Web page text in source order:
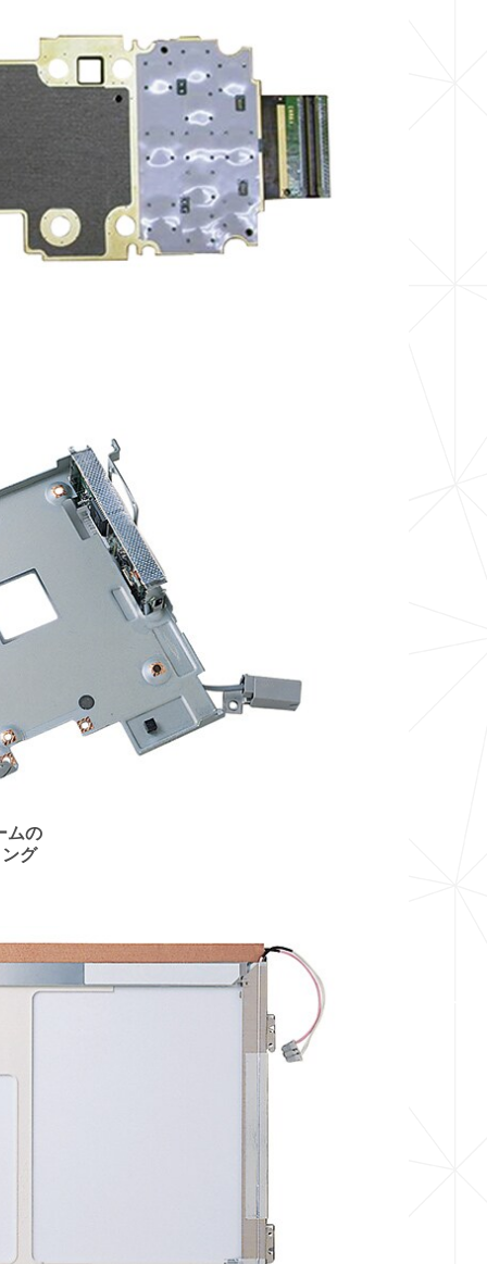
ムの
グ